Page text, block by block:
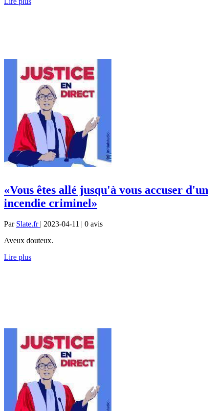
«Vous êtes allé jusqu'à vous accuser d'un
incendie criminel»
Par Slate.fr | 2023-04-11 | 0 avis
Aveux douteux.
Lire plus